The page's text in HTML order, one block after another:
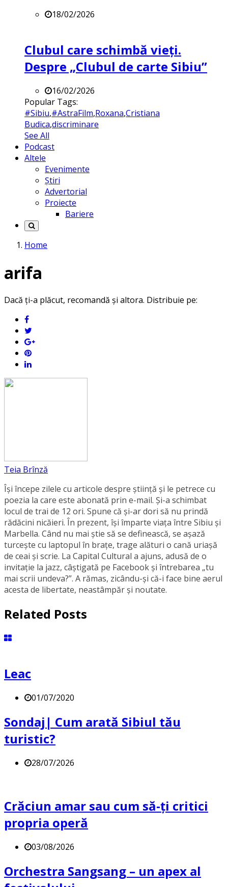
18/02/2026
Clubul care schimbă vieți.
Despre „Clubul de carte Sibiu”
16/02/2026
Popular Tags:
#Sibiu,#AstraFilm,Roxana,Cristiana
Budica,discriminare
See All
Podcast
Altele
Evenimente
Știri
Advertorial
Proiecte
Bariere
Home
arifa
Dacă ți-a plăcut, recomandă și altora. Distribuie pe:
Teia Brînză
Își începe zilele cu articole despre știință și le petrece cu
poezia la care este abonată prin e-mail. Și-a schimbat
locul de trai de 12 ori. Spune că și-ar dori să nu prindă
rădăcini nicăieri. În prezent, își împarte viața între Sibiu și
Marbella. Când nu mai știe să se definească, se aşază
turcește cu laptopul în brațe, trage alături o cană uriașă
de ceai și scrie. La Capital Cultural a ajuns, adusă de o
invitație la jazz, câștigată pe Facebook și întrebarea „tu
mai scrii undeva?”. A rămas, zicându-și că-i face bine aerul
acesta de libertate, neastâmpăr și noutate.
Related Posts
Leac
01/07/2020
Sondaj| Cum arată Sibiul tău
turistic?
28/07/2026
Crăciun amar sau cum să-ți critici
propria operă
03/08/2026
Orchestra Sangsang – un apex al